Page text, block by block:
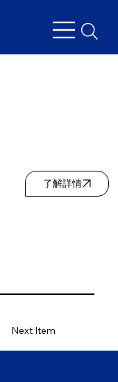
了解詳情
Next Item